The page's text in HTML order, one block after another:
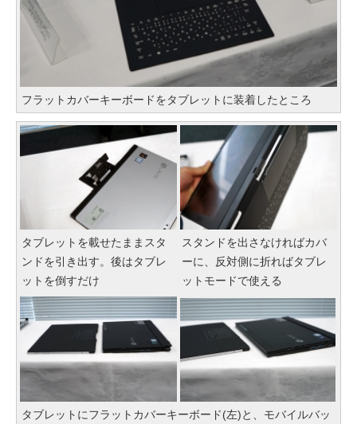
フラットカバーキーボードをタブレットに装着したところ
タブレットを載せたままスタ
ンドを引き出す。後はタブレ
ットを倒すだけ
スタンドを出さなければカバ
ーに、反対側に折ればタブレ
ットモードで使える
タブレットにフラットカバーキーボード(左)と、モバイルバッ